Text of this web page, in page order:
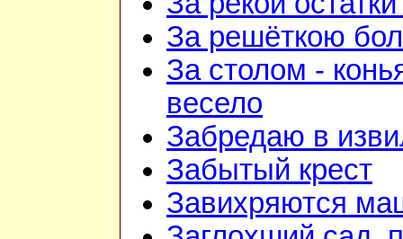
За решёткою
За столом -
весело
Забредаю в
Забытый крест
Завихряются